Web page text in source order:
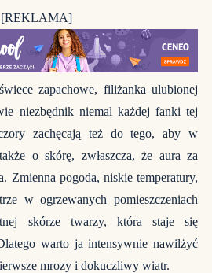
[REKLAMA]
zapachowe, filiżanka ulubionej
niezbędnik niemal każdej fanki tej
zachęcają też do tego, aby w
o skórę, zwłaszcza, że aura za
Zmienna pogoda, niskie temperatury,
w ogrzewanych pomieszczeniach
skórze twarzy, która staje się
warto ja intensywnie nawilżyć
mrozy i dokuczliwy wiatr.